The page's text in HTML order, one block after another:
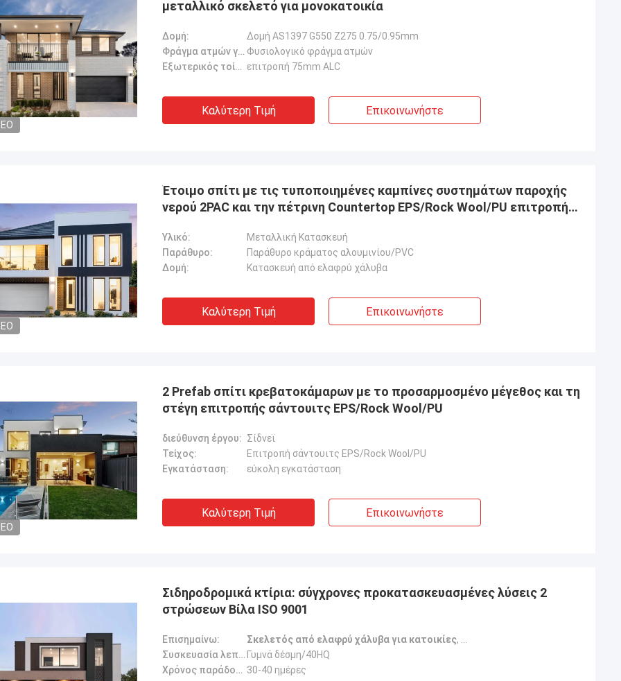
μεταλλικό σκελετό για μονοκατοικία
Δομή:
Δομή AS1397 G550 Z275 0.75/0.95mm
Φράγμα ατμών για στέγη: Φυσιολογικό φράγμα ατμών
Εξωτερικός τοίχος claddin: επιτροπή 75mm ALC
Καλύτερη Τιμή Επικοινωνήστε
Έτοιμο σπίτι με τις τυποποιημένες καμπίνες συστημάτων παροχής
νερού 2PAC και την πέτρινη Countertop EPS/Rock Wool/PU επιτροπή
Υλικό:
Μεταλλική Κατασκευή
Παράθυρο:
Παράθυρο κράματος αλουμινίου/PVC
Δομή:
Κατασκευή από ελαφρύ χάλυβα
Καλύτερη Τιμή Επικοινωνήστε
2 Prefab σπίτι κρεβατοκάμαρων με το προσαρμοσμένο μέγεθος και τη
στέγη επιτροπής σάντουιτς EPS/Rock Wool/PU
διεύθυνση έργου: Σίδνεϊ
Τείχος:
Επιτροπή σάντουιτς EPS/Rock Wool/PU
Εγκατάσταση:
εύκολη εγκατάσταση
Καλύτερη Τιμή Επικοινωνήστε
Σιδηροδρομικά κτίρια: σύγχρονες προκατασκευασμένες λύσεις 2
στρώσεων Βίλα ISO 9001
Επισημαίνω: Σκελετός από ελαφρύ χάλυβα για κατοικίες,
Συσκευασία λεπτομέρειες: Γυμνά δέσμη/40HQ
Χρόνος παράδοσης: 30-40 ημέρες